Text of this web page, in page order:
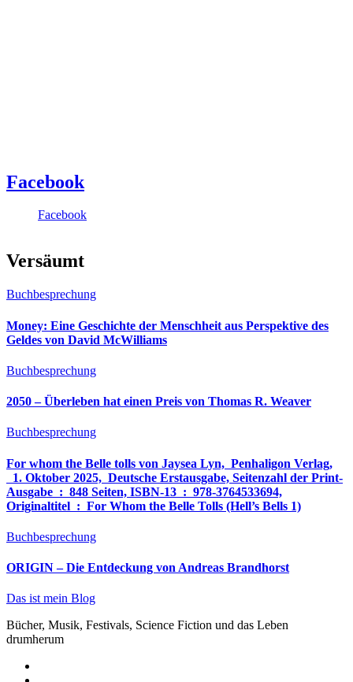
Facebook
Facebook
Versäumt
Buchbesprechung
Money: Eine Geschichte der Menschheit aus Perspektive des
Geldes von David McWilliams
Buchbesprechung
2050 – Überleben hat einen Preis von Thomas R. Weaver
Buchbesprechung
For whom the Belle tolls von Jaysea Lyn, ‎ Penhaligon Verlag,
‎ 1. Oktober 2025, ‎ Deutsche Erstausgabe, Seitenzahl der Print-
Ausgabe ‏ : ‎ 848 Seiten, ISBN-13 ‏ : ‎ 978-3764533694,
Originaltitel ‏ : ‎ For Whom the Belle Tolls (Hell’s Bells 1)
Buchbesprechung
ORIGIN – Die Entdeckung von Andreas Brandhorst
Das ist mein Blog
Bücher, Musik, Festivals, Science Fiction und das Leben
drumherum